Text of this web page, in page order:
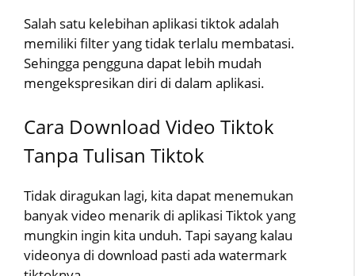
Salah satu kelebihan aplikasi tiktok adalah
memiliki filter yang tidak terlalu membatasi.
Sehingga pengguna dapat lebih mudah
mengekspresikan diri di dalam aplikasi.
Cara Download Video Tiktok
Tanpa Tulisan Tiktok
Tidak diragukan lagi, kita dapat menemukan
banyak video menarik di aplikasi Tiktok yang
mungkin ingin kita unduh. Tapi sayang kalau
videonya di download pasti ada watermark